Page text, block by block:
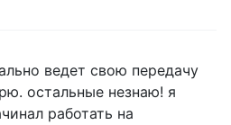
ведет свою передачу
остальные незнаю! я
работать на